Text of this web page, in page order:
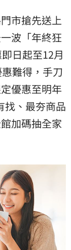
市搶先送上
波「年終狂
日起至12月
難得，手刀
優惠至明年
找、最夯商品
加碼抽全家